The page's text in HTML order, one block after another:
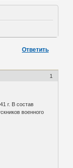
Ответить
1
г. В состав
военного